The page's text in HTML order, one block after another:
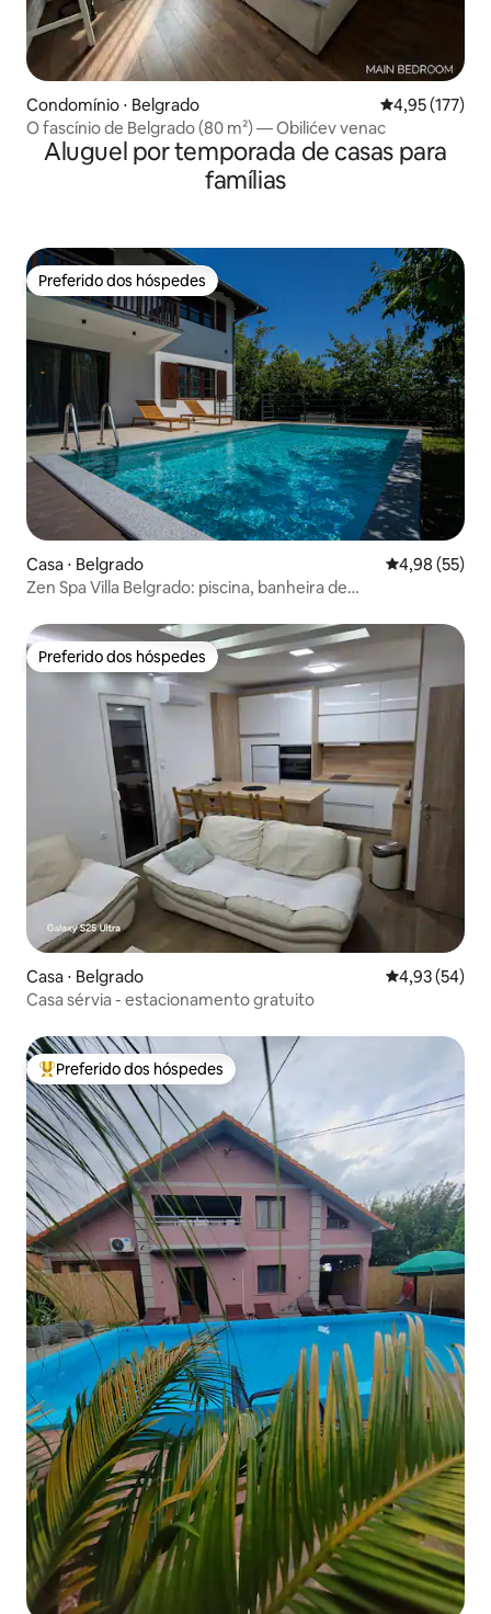
Condomínio ⋅ Belgrado 4,95 de uma
4,95 (177)
O fascínio de Belgrado (80 m²) — Obilićev venac
Aluguel por temporada de casas para
famílias
Preferido dos hóspedes
Preferido dos hóspedes
Casa ⋅ Belgrado 4,98 de uma
4,98 (55)
Zen Spa Villa Belgrado: piscina, banheira de
Preferido dos hóspedes
Preferido dos hóspedes
Casa ⋅ Belgrado 4,93 de uma
4,93 (54)
Casa sérvia - estacionamento gratuito
Entre os melhores preferidos dos hóspedes
Preferido dos hóspedes